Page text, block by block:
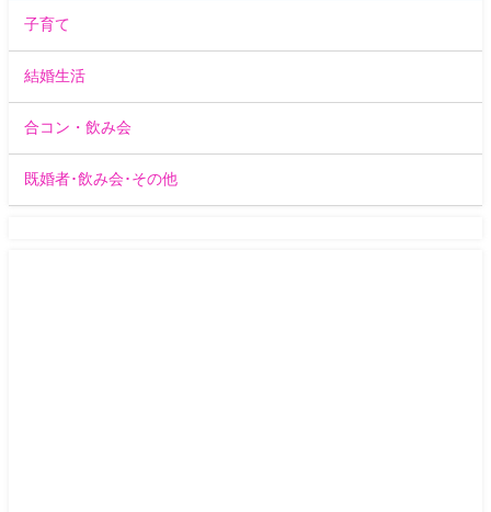
子育て
結婚生活
合コン・飲み会
既婚者･飲み会･その他